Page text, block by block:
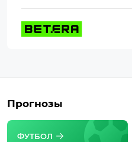
Прогнозы
ФУТБОЛ